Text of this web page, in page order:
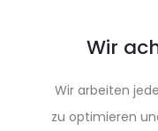
Wir
Wir arbeiten
zu optimieren